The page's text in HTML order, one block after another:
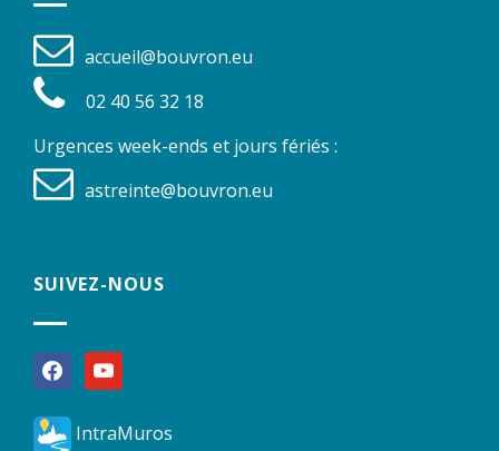
accueil@bouvron.eu
02 40 56 32 18
Urgences week-ends et jours fériés :
astreinte@bouvron.eu
SUIVEZ-NOUS
facebookyoutube
IntraMuros